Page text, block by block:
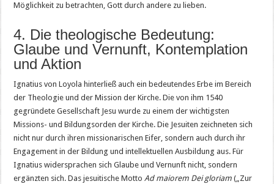
Möglichkeit zu betrachten, Gott durch andere zu lieben.
4. Die theologische Bedeutung:
Glaube und Vernunft, Kontemplation
und Aktion
Ignatius von Loyola hinterließ auch ein bedeutendes Erbe im Bereich
der Theologie und der Mission der Kirche. Die von ihm 1540
gegründete Gesellschaft Jesu wurde zu einem der wichtigsten
Missions- und Bildungsorden der Kirche. Die Jesuiten zeichneten sich
nicht nur durch ihren missionarischen Eifer, sondern auch durch ihr
Engagement in der Bildung und intellektuellen Ausbildung aus. Für
Ignatius widersprachen sich Glaube und Vernunft nicht, sondern
ergänzten sich. Das jesuitische MottoAd maiorem Dei gloriam („Zur